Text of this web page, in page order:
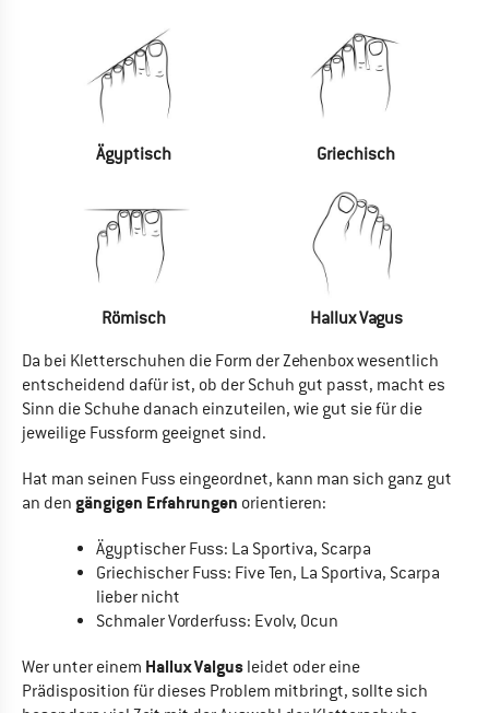
Ägyptisch Griechisch
Römisch
Hallux Vagus
Da bei Kletterschuhen die Form der Zehenbox wesentlich
entscheidend dafür ist, ob der Schuh gut passt, macht es
Sinn die Schuhe danach einzuteilen, wie gut sie für die
jeweilige Fussform geeignet sind.
Hat man seinen Fuss eingeordnet, kann man sich ganz gut
an den gängigen Erfahrungen orientieren:
Ägyptischer Fuss: La Sportiva, Scarpa
Griechischer Fuss: Five Ten, La Sportiva, Scarpa
lieber nicht
Schmaler Vorderfuss: Evolv, Ocun
Wer unter einem Hallux Valgus leidet oder eine
Prädisposition für dieses Problem mitbringt, sollte sich